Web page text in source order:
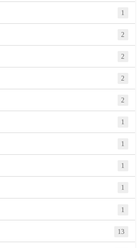
1
2
2
2
2
1
1
1
1
1
13